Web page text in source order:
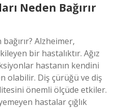
Neden Bağırır
Alzheimer,
bir hastalıktır. Ağız
hastanın kendini
olabilir. Diş çürüğü ve diş
önemli ölçüde etkiler.
hastalar çığlık